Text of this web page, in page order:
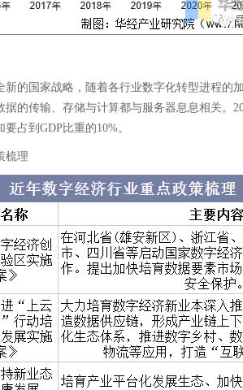
新的国家战略，随着各行业数字化转型进程的
的传输、存储与计算都与服务器息息相关。
占到GDP比重的10%。
梳理